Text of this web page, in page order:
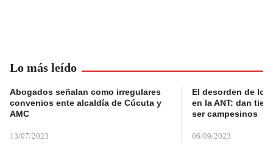
Lo más leído
Abogados señalan como irregulares
convenios ente alcaldía de Cúcuta y
AMC
13/07/2023
El desorden de
en la ANT: dan
ser campesinos
06/09/2023